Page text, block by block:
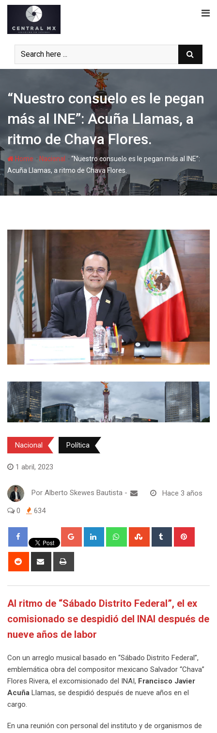
Skip
content
“Nuestro consuelo es le pegan
más al INE”: Acuña Llamas, a
ritmo de Chava Flores.
Home - Nacional -“Nuestro consuelo es le pegan más al INE”:
Acuña Llamas, a ritmo de Chava Flores.
Nacional Política
1 abril, 2023
Por Alberto Skewes Bautista - Hace 3 años
0 634
Google+ LinkedIn WhatsappStumbleUpon
Tumblr
Reddit
Share
Al ritmo de “Sábado Distrito Federal”, el ex
comisionado se despidió del INAI después de
nueve años de labor
Con un arreglo musical basado en “Sábado Distrito Federal”,
emblemática obra del compositor mexicano Salvador “Chava”
Flores Rivera, el excomisionado del INAI, Francisco Javier
Acuña Llamas, se despidió después de nueve años en el
cargo.
En una reunión con personal del instituto y de organismos de